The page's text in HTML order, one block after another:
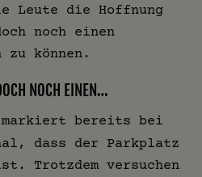
Leute die Hoffnung
noch einen
können.
NOCH EINEN…
markiert bereits bei
dass der Parkplatz
Trotzdem versuchen